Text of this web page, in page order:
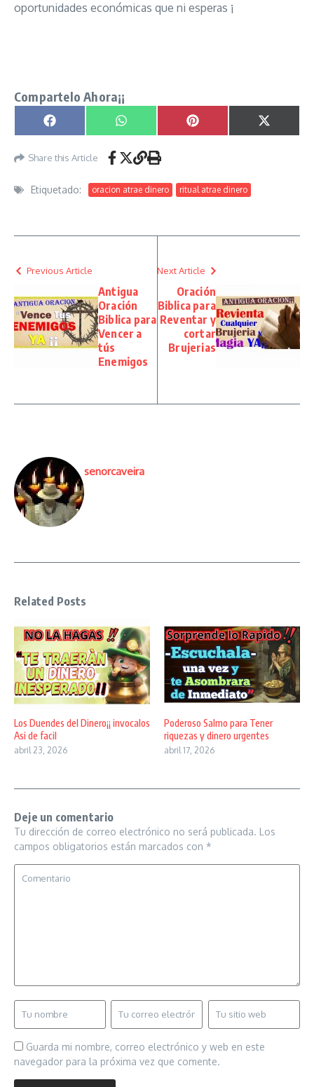
oportunidades económicas que ni esperas ¡
Compartelo Ahora¡¡
Compartir en
Facebook Compartir en
WhatsApp Compartir en
Pinterest
X
(Twitter)
Share this Article
Etiquetado: oracion atrae dinero ritual atrae dinero
Previous Article
Antigua
Oración
Biblica para
Vencer a
tús
Enemigos
Next Article
Oración
Biblica para
Reventar y
cortar
Brujerias
senorcaveira
Related Posts
Los Duendes del Dinero¡¡ invocalos
Asi de facil
abril 23, 2026
Poderoso Salmo para Tener
riquezas y dinero urgentes
abril 17, 2026
Deje un comentario
Tu dirección de correo electrónico no será publicada. Los
campos obligatorios están marcados con *
Guarda mi nombre, correo electrónico y web en este
navegador para la próxima vez que comente.